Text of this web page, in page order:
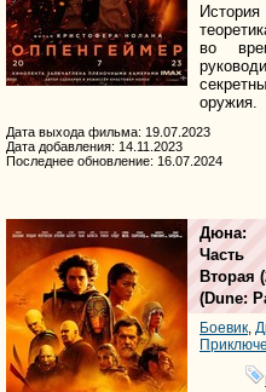
во
оружия.
Дата выхода фильма: 19.07.2023
Дата добавления: 14.11.2023
Последнее обновление: 16.07.2024
Дюна:
Часть
Вторая
(Dune:
Боевик